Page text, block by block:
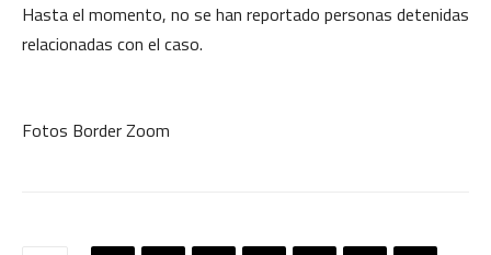
Hasta el momento, no se han reportado personas detenidas
relacionadas con el caso.
Fotos Border Zoom